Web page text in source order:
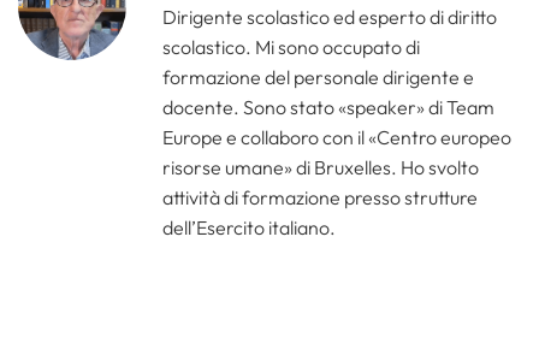
Dirigente scolastico ed esperto di diritto
scolastico. Mi sono occupato di
formazione del personale dirigente e
docente. Sono stato «speaker» di Team
Europe e collaboro con il «Centro europeo
risorse umane» di Bruxelles. Ho svolto
attività di formazione presso strutture
dell’Esercito italiano.